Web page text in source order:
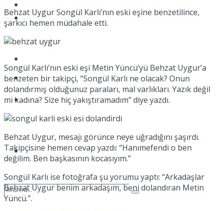
Kadınca
Dünya
Tatil
Podcast
Behzat Uygur Songül Karlı’nın eski eşine benzetilince,
şarkıcı hemen müdahale etti.
Songül Karlı’nın eski eşi Metin Yüncü’yü Behzat Uygur’a
benzeten bir takipçi, “Songül Karlı ne olacak? Onun
dolandırmış olduğunuz paraları, mal varlıkları. Yazık değil
mi kadına? Size hiç yakıştıramadım” diye yazdı.
Behzat Uygur, mesajı görünce neye uğradığını şaşırdı.
Takipçisine hemen cevap yazdı: “Hanımefendi o ben
değilim. Ben başkasının kocasıyım.”
Songül Karlı ise fotoğrafa şu yorumu yaptı: “Arkadaşlar
Behzat Uygur benim arkadaşım, beni dolandıran Metin
Yüncü.”.